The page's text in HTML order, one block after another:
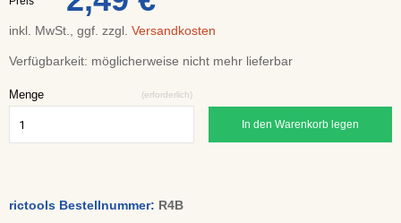
inkl. MwSt., ggf. zzgl. Versandkosten
Verfügbarkeit: möglicherweise nicht mehr lieferbar
Menge (erforderlich)
In den Warenkorb legen
rictools Bestellnummer: R4B